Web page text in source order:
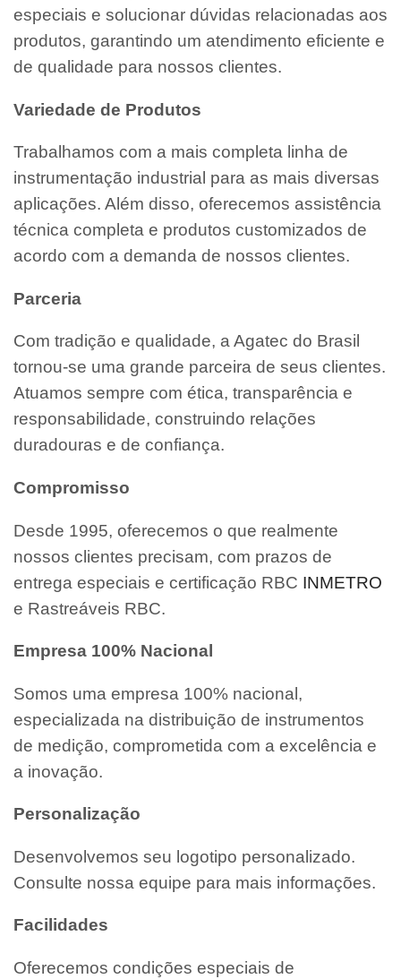
especiais e solucionar dúvidas relacionadas aos
produtos, garantindo um atendimento eficiente e
de qualidade para nossos clientes.
Variedade de Produtos
Trabalhamos com a mais completa linha de
instrumentação industrial para as mais diversas
aplicações. Além disso, oferecemos assistência
técnica completa e produtos customizados de
acordo com a demanda de nossos clientes.
Parceria
Com tradição e qualidade, a Agatec do Brasil
tornou-se uma grande parceira de seus clientes.
Atuamos sempre com ética, transparência e
responsabilidade, construindo relações
duradouras e de confiança.
Compromisso
Desde 1995, oferecemos o que realmente
nossos clientes precisam, com prazos de
entrega especiais e certificação RBC INMETRO
e Rastreáveis RBC.
Empresa 100% Nacional
Somos uma empresa 100% nacional,
especializada na distribuição de instrumentos
de medição, comprometida com a excelência e
a inovação.
Personalização
Desenvolvemos seu logotipo personalizado.
Consulte nossa equipe para mais informações.
Facilidades
Oferecemos condições especiais de